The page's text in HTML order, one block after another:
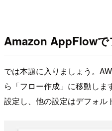
Amazon AppFlowで
では本題に入りましょう。
ら「フロー作成」に移動し
設定し、他の設定はデフォル